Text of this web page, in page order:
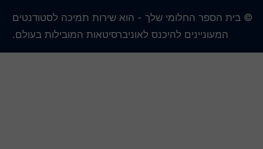
בית הספר החלומי שלך - הוא שירות תמיכה לסטודנטים
המעוניינים להיכנס לאוניברסיטאות המובילות בעולם.